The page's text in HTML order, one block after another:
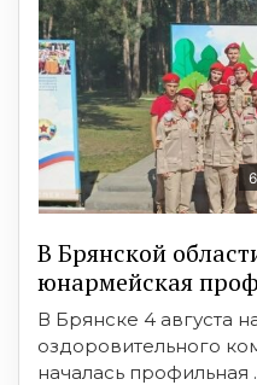
В Брянской
юнармейская
В Брянске 4 августа
оздоровительного
началась профильная